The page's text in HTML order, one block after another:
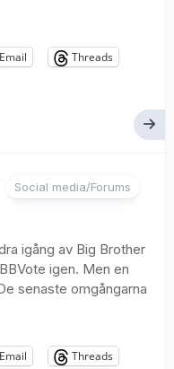
Email
Threads
Social media/Forums
igång av Big Brother
igen. Men en
senaste omgångarna
Email
Threads